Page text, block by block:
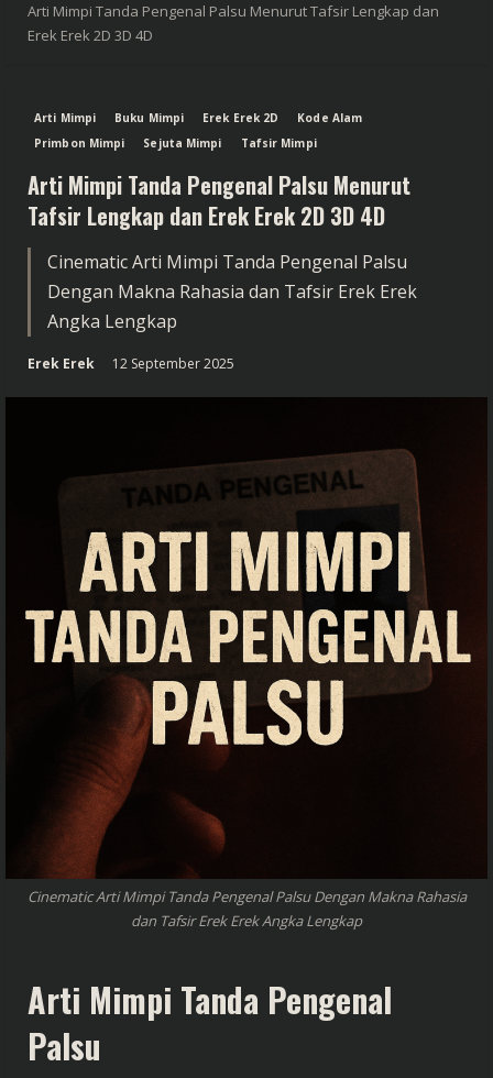
Arti Mimpi Tanda Pengenal Palsu Menurut Tafsir Lengkap dan
Erek Erek 2D 3D 4D
Arti Mimpi Buku Mimpi Erek Erek 2D
Kode Alam
Primbon Mimpi
Sejuta Mimpi Tafsir Mimpi
Arti Mimpi Tanda Pengenal Palsu Menurut
Tafsir Lengkap dan Erek Erek 2D 3D 4D
Cinematic Arti Mimpi Tanda Pengenal Palsu
Dengan Makna Rahasia dan Tafsir Erek Erek
Angka Lengkap
Erek Erek 12 September 2025
Cinematic Arti Mimpi Tanda Pengenal Palsu Dengan Makna Rahasia
dan Tafsir Erek Erek Angka Lengkap
Arti Mimpi Tanda Pengenal
Palsu